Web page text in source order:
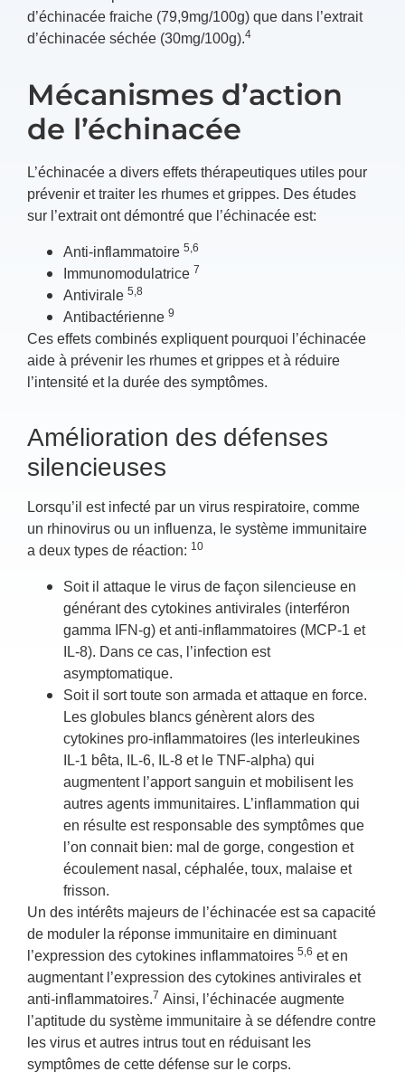
d’échinacée fraiche (79,9mg/100g) que dans l’extrait
d’échinacée séchée (30mg/100g).4
Mécanismes d’action
de l’échinacée
L’échinacée a divers effets thérapeutiques utiles pour
prévenir et traiter les rhumes et grippes. Des études
sur l’extrait ont démontré que l’échinacée est:
Anti-inflammatoire 5,6
Immunomodulatrice 7
Antivirale 5,8
Antibactérienne 9
Ces effets combinés expliquent pourquoi l’échinacée
aide à prévenir les rhumes et grippes et à réduire
l’intensité et la durée des symptômes.
Amélioration des défenses
silencieuses
Lorsqu’il est infecté par un virus respiratoire, comme
un rhinovirus ou un influenza, le système immunitaire
a deux types de réaction: 10
Soit il attaque le virus de façon silencieuse en
générant des cytokines antivirales (interféron
gamma IFN-g) et anti-inflammatoires (MCP-1 et
IL-8). Dans ce cas, l’infection est
asymptomatique.
Soit il sort toute son armada et attaque en force.
Les globules blancs génèrent alors des
cytokines pro-inflammatoires (les interleukines
IL-1 bêta, IL-6, IL-8 et le TNF-alpha) qui
augmentent l’apport sanguin et mobilisent les
autres agents immunitaires. L’inflammation qui
en résulte est responsable des symptômes que
l’on connait bien: mal de gorge, congestion et
écoulement nasal, céphalée, toux, malaise et
frisson.
Un des intérêts majeurs de l’échinacée est sa capacité
de moduler la réponse immunitaire en diminuant
l’expression des cytokines inflammatoires 5,6 et en
augmentant l’expression des cytokines antivirales et
anti-inflammatoires.7 Ainsi, l’échinacée augmente
l’aptitude du système immunitaire à se défendre contre
les virus et autres intrus tout en réduisant les
symptômes de cette défense sur le corps.